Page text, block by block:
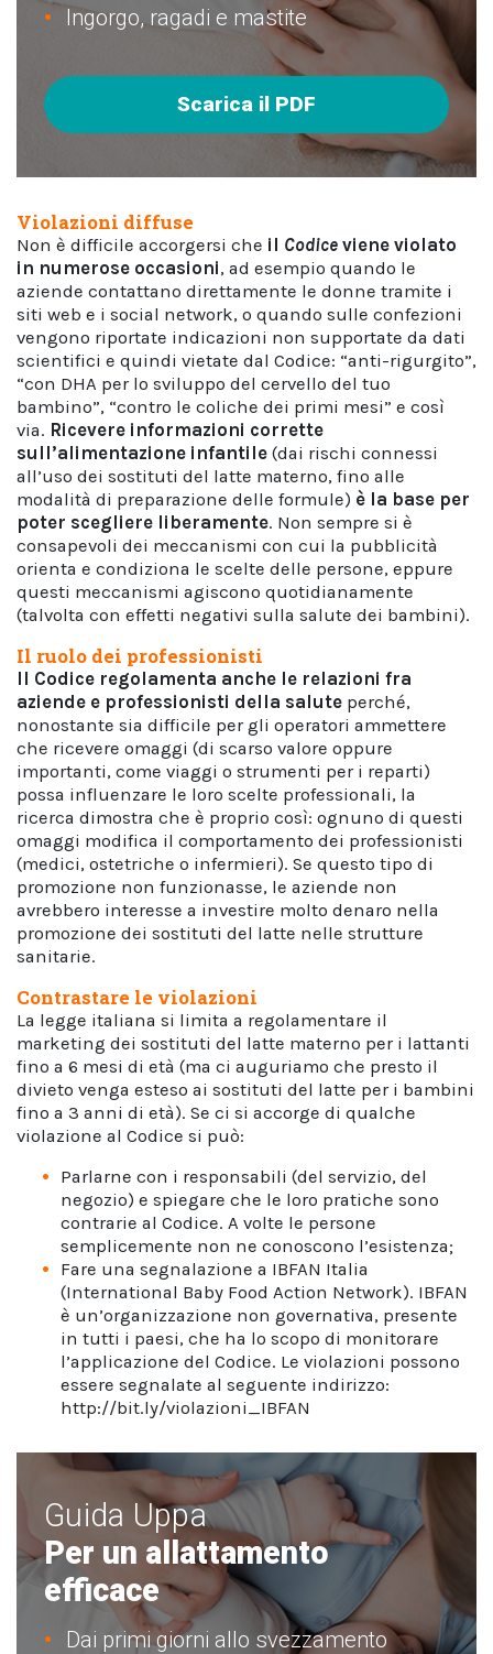
Ingorgo, ragadi e mastite
Scarica il PDF
Violazioni diffuse
Non è difficile accorgersi che il Codice viene violato
in numerose occasioni, ad esempio quando le
aziende contattano direttamente le donne tramite i
siti web e i social network, o quando sulle confezioni
vengono riportate indicazioni non supportate da dati
scientifici e quindi vietate dal Codice: “anti-rigurgito”,
“con DHA per lo sviluppo del cervello del tuo
bambino”, “contro le coliche dei primi mesi” e così
via. Ricevere informazioni corrette
sull’alimentazione infantile (dai rischi connessi
all’uso dei sostituti del latte materno, fino alle
modalità di preparazione delle formule) è la base per
poter scegliere liberamente. Non sempre si è
consapevoli dei meccanismi con cui la pubblicità
orienta e condiziona le scelte delle persone, eppure
questi meccanismi agiscono quotidianamente
(talvolta con effetti negativi sulla salute dei bambini).
Il ruolo dei professionisti
Il Codice regolamenta anche le relazioni fra
aziende e professionisti della salute perché,
nonostante sia difficile per gli operatori ammettere
che ricevere omaggi (di scarso valore oppure
importanti, come viaggi o strumenti per i reparti)
possa influenzare le loro scelte professionali, la
ricerca dimostra che è proprio così: ognuno di questi
omaggi modifica il comportamento dei professionisti
(medici, ostetriche o infermieri). Se questo tipo di
promozione non funzionasse, le aziende non
avrebbero interesse a investire molto denaro nella
promozione dei sostituti del latte nelle strutture
sanitarie.
Contrastare le violazioni
La legge italiana si limita a regolamentare il
marketing dei sostituti del latte materno per i lattanti
fino a 6 mesi di età (ma ci auguriamo che presto il
divieto venga esteso ai sostituti del latte per i bambini
fino a 3 anni di età). Se ci si accorge di qualche
violazione al Codice si può:
Parlarne con i responsabili (del servizio, del
negozio) e spiegare che le loro pratiche sono
contrarie al Codice. A volte le persone
semplicemente non ne conoscono l’esistenza;
Fare una segnalazione a IBFAN Italia
(International Baby Food Action Network). IBFAN
è un’organizzazione non governativa, presente
in tutti i paesi, che ha lo scopo di monitorare
l’applicazione del Codice. Le violazioni possono
essere segnalate al seguente indirizzo:
http://bit.ly/violazioni_IBFAN
Guida Uppa
Per un allattamento
efficace
Dai primi giorni allo svezzamento